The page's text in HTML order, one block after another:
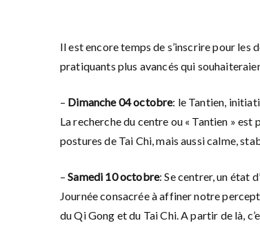
Il est encore temps de s’inscrire pour les
pratiquants plus avancés qui
– Dimanche 04 octobre: le Tantien,
La recherche du centre ou « Tantien »
postures de Tai Chi, mais aussi calme,
–Samedi 10 octobre: Se centrer, un état
Journée consacrée à affiner notre
du Qi Gong et du Tai Chi. A partir de là,